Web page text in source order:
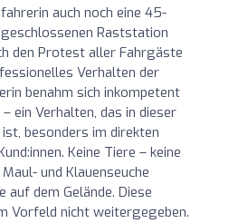
auch noch eine 45-
Raststation
den Protest aller Fahrgäste
Verhalten der
benahm sich inkompetent
ein Verhalten, das in dieser
besonders im direkten
Keine Tiere – keine
und Klauenseuche
auf dem Gelände. Diese
Vorfeld nicht weitergegeben.